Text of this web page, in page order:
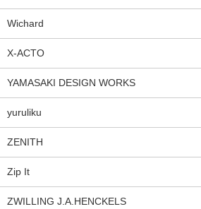
Wichard
X-ACTO
YAMASAKI DESIGN WORKS
yuruliku
ZENITH
Zip It
ZWILLING J.A.HENCKELS